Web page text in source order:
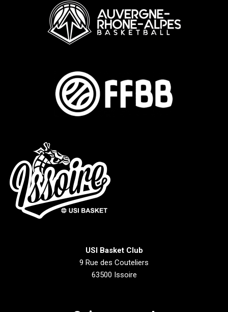
USI Basket Club
9 Rue des Couteliers
63500 Issoire